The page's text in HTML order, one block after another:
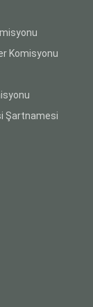
Komisyonu
Şartnamesi